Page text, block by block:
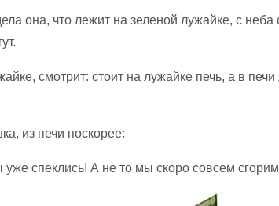
она, что лежит на зеленой лужайке, с неба
смотрит: стоит на лужайке печь, а в печи
из печи поскорее:
спеклись! А не то мы скоро совсем